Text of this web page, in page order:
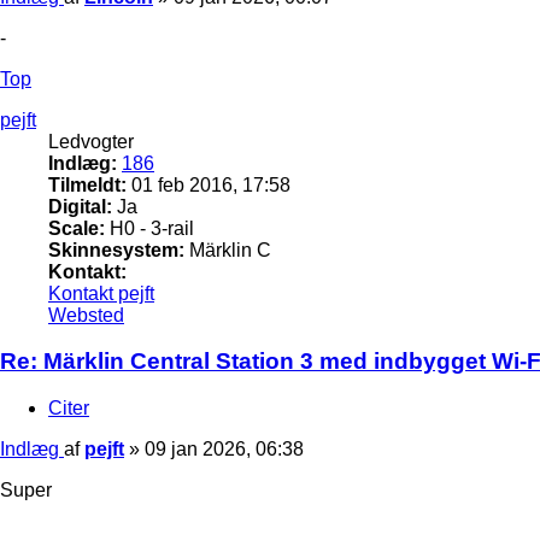
-
Top
pejft
Ledvogter
Indlæg: 186
Tilmeldt: 01 feb 2016, 17:58
Digital: Ja
Scale: H0 - 3-rail
Skinnesystem: Märklin C
Kontakt:
Kontakt pejft
Websted
Re: Märklin Central Station 3 med indbygget Wi-
Citer
Indlæg af pejft » 09 jan 2026, 06:38
Super